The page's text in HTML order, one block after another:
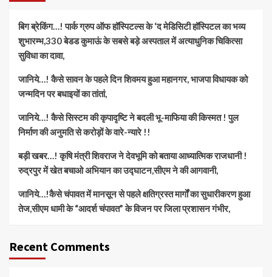
बिग ब्रेकिंग…! पार्क ग्रुप ऑफ हॉस्पिटल्स के ‘द मेडिसिटी हॉस्पिटल का भव्य
शुभारम्भ,330 बेडड कुमाऊं के सबसे बड़े अस्पताल में अत्याधुनिक चिकित्सा
सुविधा का दावा,
जानिये…! कैसे सावन के पहले दिन शिवमय हुआ महानगर, भाजपा विधायक को
जन्मदिन पर बधाइयों का तांतां,
जानिये…! कैसे सिस्टम की कृपादृष्टि ने बदली भू-माफिया की किस्मत ! पुल
निर्माण की अनुमति से करोड़ों के वारे-न्यारे !!
बड़ी खबर…! कृषि मंत्री शिवराज ने देवभूमि को बताया आध्यात्मिक राजधानी !
रुद्रपुर में खेत बचाओ अभियान का उद्घाटन,सीएम ने की आगवानी,
जानिये…!कैसे चंपावत में मानसून से पहले क्षतिग्रस्त मार्गों का सुधारीकरण हुआ
तेज,सीएम धामी के “आदर्श चंपावत” के विजन पर जिला प्रशासन गंभीर,
Recent Comments